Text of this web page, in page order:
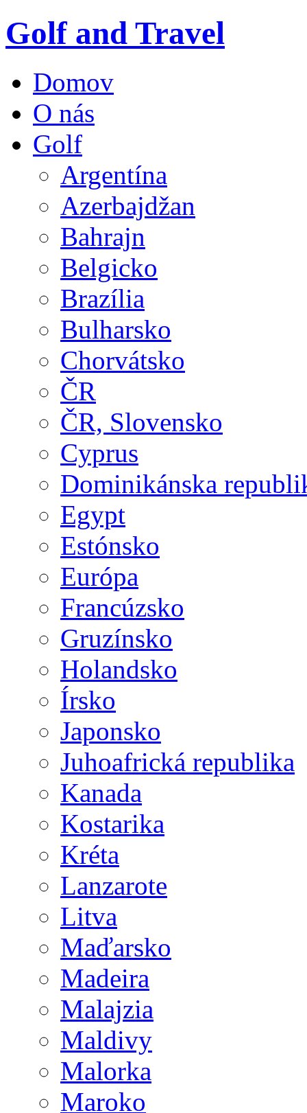
Golf and Travel
Domov
O nás
Golf
Argentína
Azerbajdžan
Bahrajn
Belgicko
Brazília
Bulharsko
Chorvátsko
ČR
ČR, Slovensko
Cyprus
Dominikánska
Egypt
Estónsko
Európa
Francúzsko
Gruzínsko
Holandsko
Írsko
Japonsko
Juhoafrická republika
Kanada
Kostarika
Kréta
Lanzarote
Litva
Maďarsko
Madeira
Malajzia
Maldivy
Malorka
Maroko